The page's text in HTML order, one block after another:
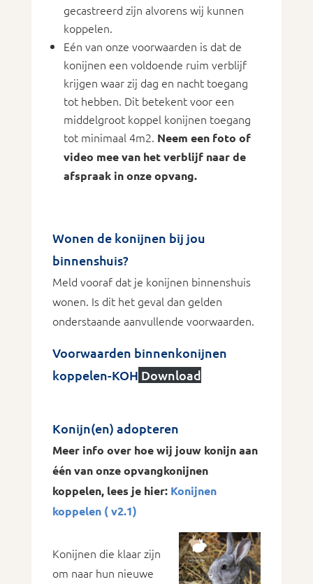
gecastreerd zijn alvorens wij kunnen
koppelen.
Eén van onze voorwaarden is dat de
konijnen een voldoende ruim verblijf
krijgen waar zij dag en nacht toegang
tot hebben. Dit betekent voor een
middelgroot koppel konijnen toegang
tot minimaal 4m2. Neem een foto of
video mee van het verblijf naar de
afspraak in onze opvang.
Wonen de konijnen bij jou
binnenshuis?
Meld vooraf dat je konijnen binnenshuis
wonen. Is dit het geval dan gelden
onderstaande aanvullende voorwaarden.
Voorwaarden binnenkonijnen
koppelen-KOH Download
Konijn(en) adopteren
Meer info over hoe wij jouw konijn aan
één van onze opvangkonijnen
koppelen, lees je hier: Konijnen
koppelen ( v2.1)
Konijnen die klaar zijn
om naar hun nieuwe